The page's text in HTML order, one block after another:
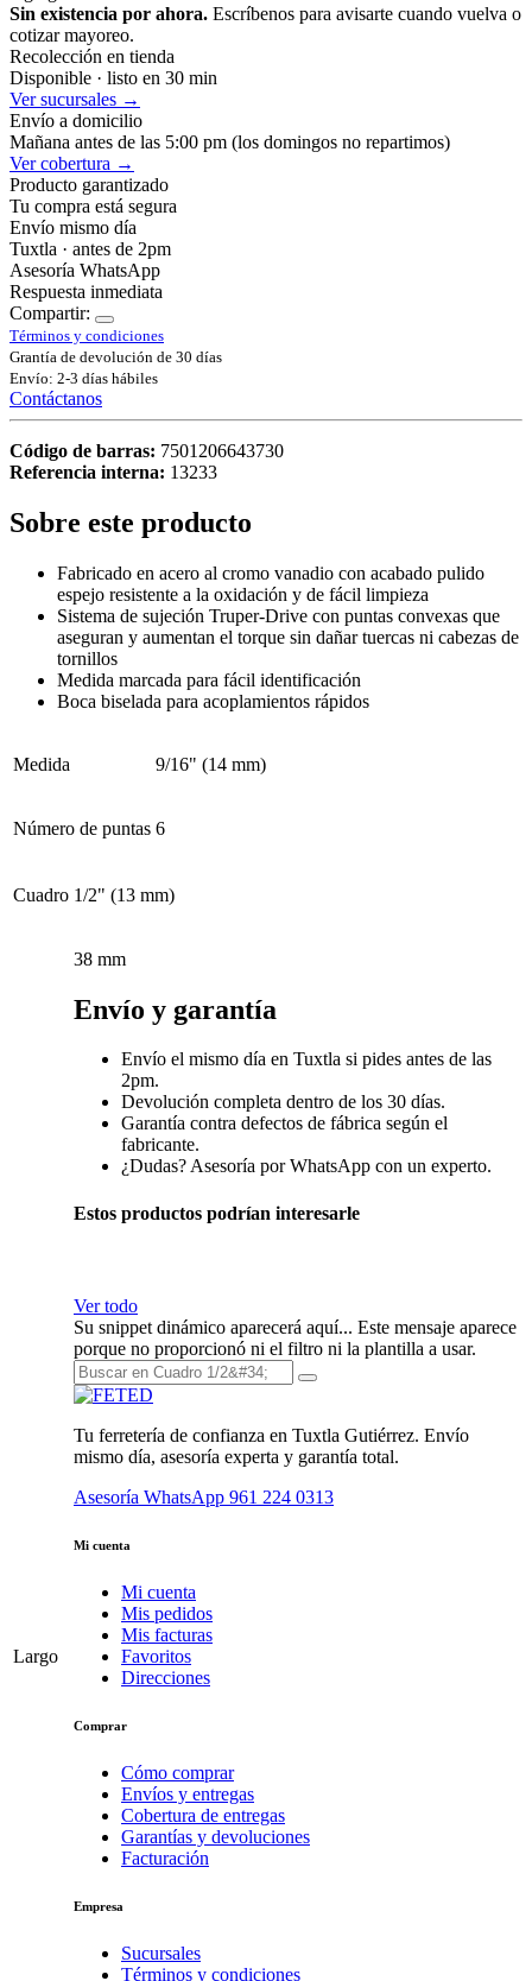
Sin existencia por ahora. Escríbenos para avisarte cuando vuelva o
cotizar mayoreo.
Recolección en tienda
Disponible · listo en 30 min
Ver sucursales →
Envío a domicilio
Mañana antes de las 5:00 pm (los domingos no repartimos)
Ver cobertura →
Producto garantizado
Tu compra está segura
Envío mismo día
Tuxtla · antes de 2pm
Asesoría WhatsApp
Respuesta inmediata
Compartir:
Términos y condiciones
Grantía de devolución de 30 días
Envío: 2-3 días hábiles
Contáctanos
Código de barras: 7501206643730
Referencia interna: 13233
Sobre este producto
Fabricado en acero al cromo vanadio con acabado pulido
espejo resistente a la oxidación y de fácil limpieza
Sistema de sujeción Truper-Drive con puntas convexas que
aseguran y aumentan el torque sin dañar tuercas ni cabezas de
tornillos
Medida marcada para fácil identificación
Boca biselada para acoplamientos rápidos
Medida 9/16" (14 mm)
Número de puntas 6
Cuadro 1/2" (13 mm)
Largo
38 mm
Envío y garantía
Envío el mismo día en Tuxtla si pides antes de las
2pm.
Devolución completa dentro de los 30 días.
Garantía contra defectos de fábrica según el
fabricante.
¿Dudas? Asesoría por WhatsApp con un experto.
Estos productos podrían interesarle
Ver todo
Su snippet dinámico aparecerá aquí... Este mensaje aparece
porque no proporcionó ni el filtro ni la plantilla a usar.
Tu ferretería de confianza en Tuxtla Gutiérrez. Envío
mismo día, asesoría experta y garantía total.
Asesoría WhatsApp 961 224 0313
Mi cuenta
Mi cuenta
Mis pedidos
Mis facturas
Favoritos
Direcciones
Comprar
Cómo comprar
Envíos y entregas
Cobertura de entregas
Garantías y devoluciones
Facturación
Empresa
Sucursales
Términos y condiciones